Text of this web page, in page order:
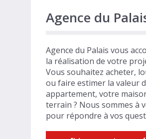
Agence du
Agence du Palais vous
la réalisation de votre
Vous souhaitez acheter,
ou faire estimer la valeur
appartement, votre
terrain ? Nous sommes à
pour répondre à vos